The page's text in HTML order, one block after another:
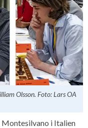
Olsson. Foto: Lars OA
Montesilvano i Italien